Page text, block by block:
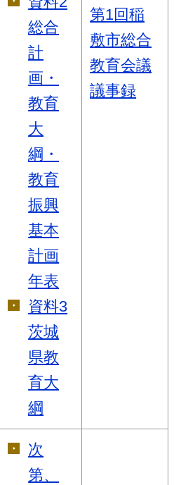
総合
計
画・
教育
大
綱・
教育
振興
基本
計画
年表
資料3
茨城
県教
育大
綱
第1回稲
敷市総合
教育会議
議事録
次
第、